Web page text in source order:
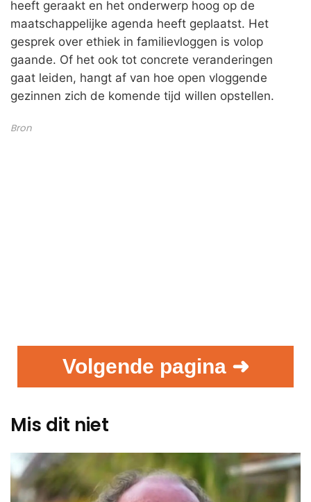
heeft geraakt en het onderwerp hoog op de
maatschappelijke agenda heeft geplaatst. Het
gesprek over ethiek in familievloggen is volop
gaande. Of het ook tot concrete veranderingen
gaat leiden, hangt af van hoe open vloggende
gezinnen zich de komende tijd willen opstellen.
Bron
Volgende pagina ➜
Mis dit niet